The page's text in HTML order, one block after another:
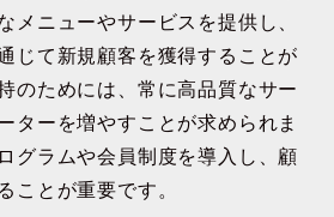
メニューやサービスを提供し、
じて新規顧客を獲得することが
のためには、常に高品質なサー
ターを増やすことが求められま
グラムや会員制度を導入し、顧
ことが重要です。